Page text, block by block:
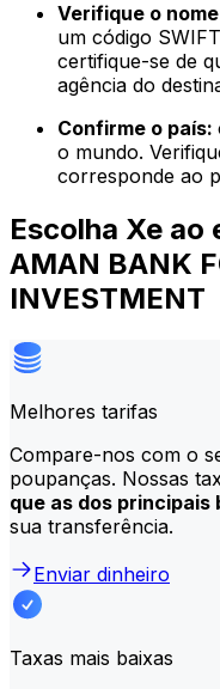
Verifique o
um código
certifique-se de
agência do
Confirme o país:
o mundo.
corresponde ao
Escolha Xe ao
AMAN BANK
INVESTMENT
Melhores tarifas
Compare-nos com o
poupanças. Nossas
que as dos principais
sua transferência.
Enviar dinheiro
Taxas mais baixas